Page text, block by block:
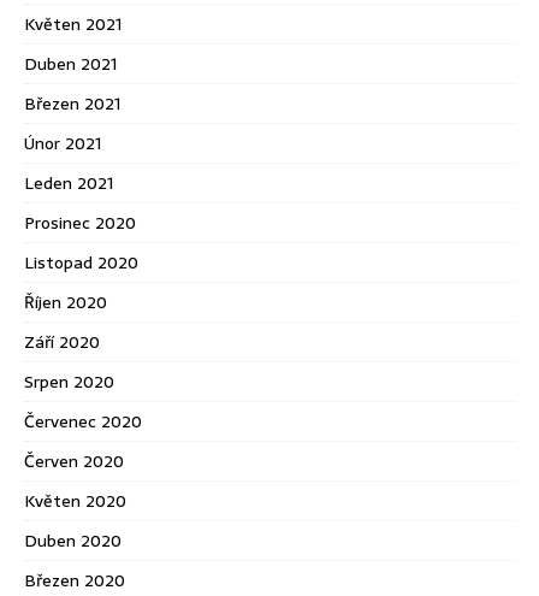
Květen 2021
Duben 2021
Březen 2021
Únor 2021
Leden 2021
Prosinec 2020
Listopad 2020
Říjen 2020
Září 2020
Srpen 2020
Červenec 2020
Červen 2020
Květen 2020
Duben 2020
Březen 2020